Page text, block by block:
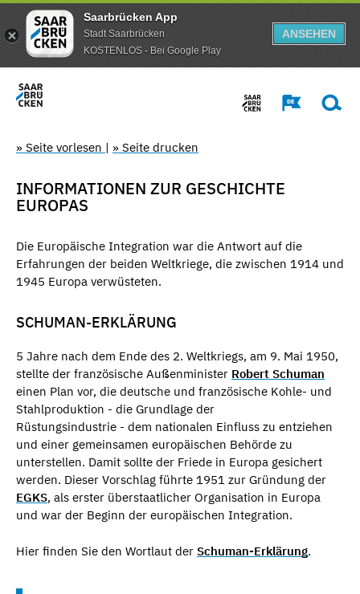
Saarbrücken App
Stadt Saarbrücken
KOSTENLOS - Bei Google Play
ANSEHEN
» Seite vorlesen | » Seite drucken
INFORMATIONEN ZUR GESCHICHTE
EUROPAS
Die Europäische Integration war die Antwort auf die
Erfahrungen der beiden Weltkriege, die zwischen 1914 und
1945 Europa verwüsteten.
SCHUMAN-ERKLÄRUNG
5 Jahre nach dem Ende des 2. Weltkriegs, am 9. Mai 1950,
stellte der französische Außenminister Robert Schuman
einen Plan vor, die deutsche und französische Kohle- und
Stahlproduktion - die Grundlage der
Rüstungsindustrie - dem nationalen Einfluss zu entziehen
und einer gemeinsamen europäischen Behörde zu
unterstellen. Damit sollte der Friede in Europa gesichert
werden. Dieser Vorschlag führte 1951 zur Gründung der
EGKS, als erster überstaatlicher Organisation in Europa
und war der Beginn der europäischen Integration.
Hier finden Sie den Wortlaut der Schuman-Erklärung.